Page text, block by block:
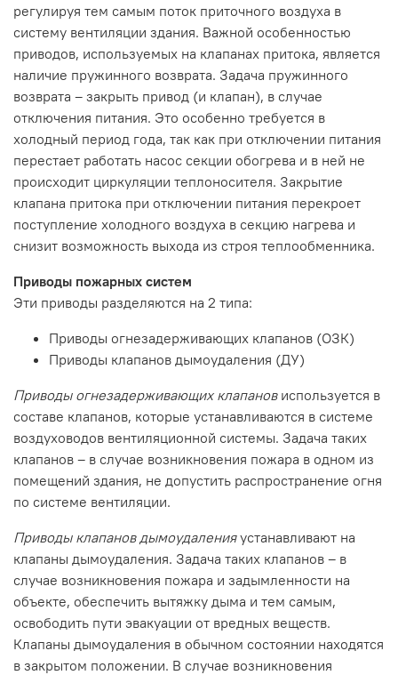
регулируя тем самым поток приточного воздуха в
систему вентиляции здания. Важной особенностью
приводов, используемых на клапанах притока, является
наличие пружинного возврата. Задача пружинного
возврата – закрыть привод (и клапан), в случае
отключения питания. Это особенно требуется в
холодный период года, так как при отключении питания
перестает работать насос секции обогрева и в ней не
происходит циркуляции теплоносителя. Закрытие
клапана притока при отключении питания перекроет
поступление холодного воздуха в секцию нагрева и
снизит возможность выхода из строя теплообменника.
Приводы пожарных систем
Эти приводы разделяются на 2 типа:
Приводы огнезадерживающих клапанов (ОЗК)
Приводы клапанов дымоудаления (ДУ)
Приводы огнезадерживающих клапановиспользуется в
составе клапанов, которые устанавливаются в системе
воздуховодов вентиляционной системы. Задача таких
клапанов – в случае возникновения пожара в одном из
помещений здания, не допустить распространение огня
по системе вентиляции.
Приводы клапанов дымоудаленияустанавливают на
клапаны дымоудаления. Задача таких клапанов – в
случае возникновения пожара и задымленности на
объекте, обеспечить вытяжку дыма и тем самым,
освободить пути эвакуации от вредных веществ.
Клапаны дымоудаления в обычном состоянии находятся
в закрытом положении. В случае возникновения